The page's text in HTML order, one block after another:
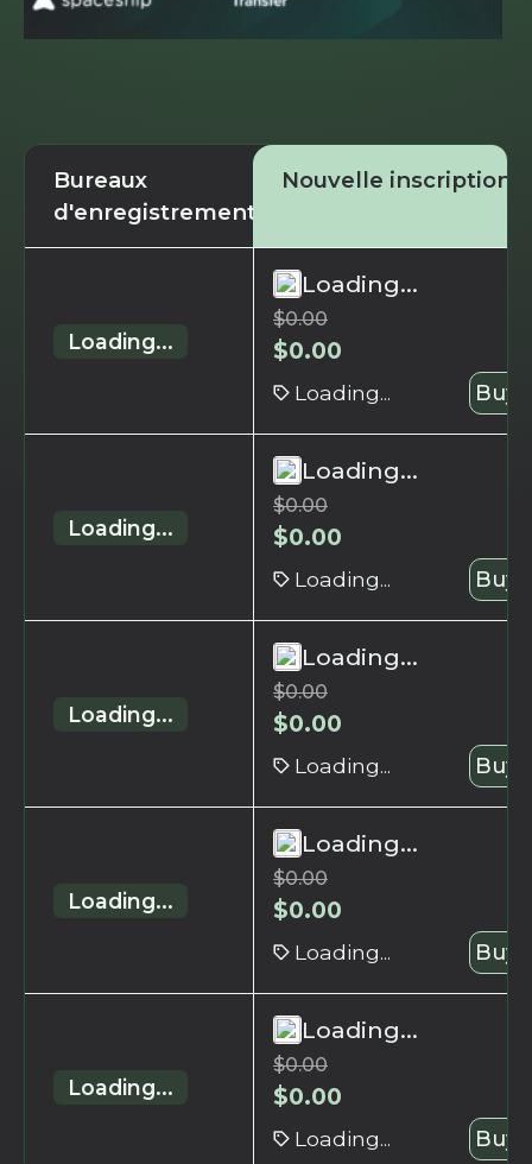
Bureaux
d'enregistrement
Nouvelle inscription
Loading...
Loading...
$0.00
$0.00
Loading... Buy
Loading...
Loading...
$0.00
$0.00
Loading... Buy
Loading...
Loading...
$0.00
$0.00
Loading... Buy
Loading...
Loading...
$0.00
$0.00
Loading... Buy
Loading...
Loading...
$0.00
$0.00
Loading... Buy